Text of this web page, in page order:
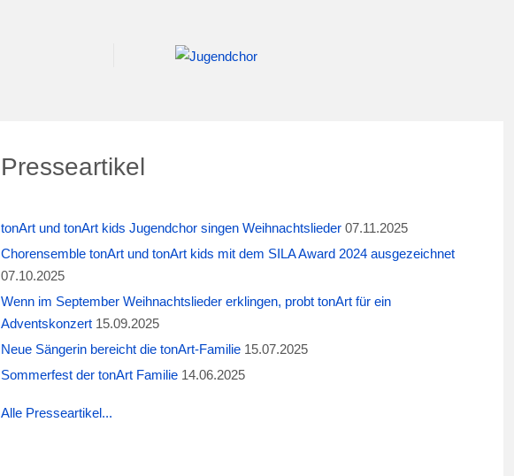
Presseartikel
tonArt und tonArt kids Jugendchor singen Weihnachtslieder 07.11.2025
Chorensemble tonArt und tonArt kids mit dem SILA Award 2024 ausgezeichnet
07.10.2025
Wenn im September Weihnachtslieder erklingen, probt tonArt für ein
Adventskonzert 15.09.2025
Neue Sängerin bereicht die tonArt-Familie 15.07.2025
Sommerfest der tonArt Familie 14.06.2025
Alle Presseartikel...